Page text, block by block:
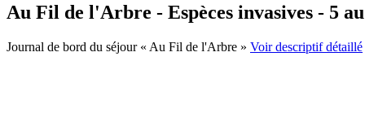
Au Fil de l'Arbre - Espèces invasives - 5
Journal de bord du séjour « Au Fil de l'Arbre » Voir descriptif détaillé